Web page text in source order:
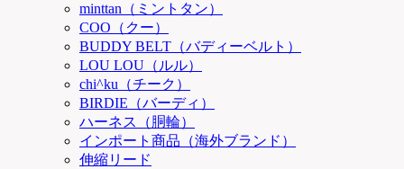
minttan（ミントタン）
COO（クー）
BUDDY BELT（バディーベルト）
LOU LOU（ルル）
chi^ku（チーク）
BIRDIE（バーディ）
ハーネス（胴輪）
インポート商品（海外ブランド）
伸縮リード